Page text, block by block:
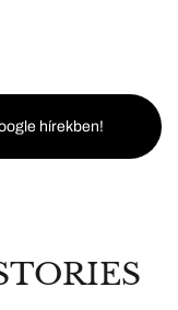
hírekben!